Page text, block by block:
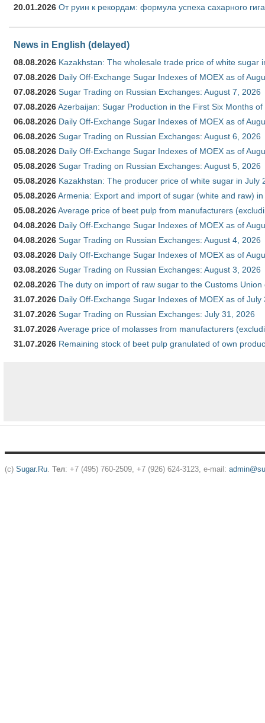
20.01.2026 От руин к рекордам: формула успеха сахарного
News in English (delayed)
08.08.2026 Kazakhstan: The wholesale trade price of white sugar
07.08.2026 Daily Off-Exchange Sugar Indexes of MOEX as of
07.08.2026 Sugar Trading on Russian Exchanges: August 7, 2026
07.08.2026Azerbaijan: Sugar Production in the First Six Months of
06.08.2026 Daily Off-Exchange Sugar Indexes of MOEX as of
06.08.2026 Sugar Trading on Russian Exchanges: August 6, 2026
05.08.2026 Daily Off-Exchange Sugar Indexes of MOEX as of
05.08.2026 Sugar Trading on Russian Exchanges: August 5, 2026
05.08.2026 Kazakhstan: The producer price of white sugar in July
05.08.2026Armenia: Export and import of sugar (white and raw)
05.08.2026Average price of beet pulp from manufacturers
04.08.2026 Daily Off-Exchange Sugar Indexes of MOEX as of
04.08.2026 Sugar Trading on Russian Exchanges: August 4, 2026
03.08.2026 Daily Off-Exchange Sugar Indexes of MOEX as of
03.08.2026 Sugar Trading on Russian Exchanges: August 3, 2026
02.08.2026 The duty on import of raw sugar to the Customs
31.07.2026 Daily Off-Exchange Sugar Indexes of MOEX as of July
31.07.2026 Sugar Trading on Russian Exchanges: July 31, 2026
31.07.2026Average price of molasses from manufacturers
31.07.2026 Remaining stock of beet pulp granulated of own
(c) Sugar.Ru. Тел: +7 (495) 760-2509, +7 (926) 624-3123, e-mail: